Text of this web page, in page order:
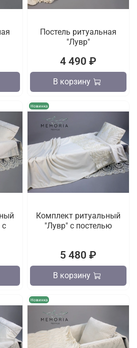
Постель ритуальная
"Лувр"
4 490 ₽
В корзину
с
Новинка
Комплект ритуальный
"Лувр" с постелью
5 480 ₽
В корзину
Новинка